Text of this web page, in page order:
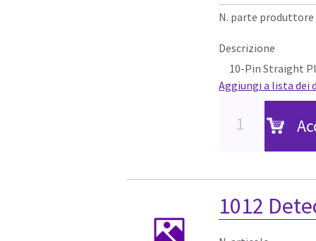
N. parte produttore
Descrizione
10-Pin Straight
Aggiungi a lista dei
1012